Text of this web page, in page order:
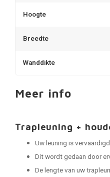
Hoogte
Breedte
Wanddikte
Meer info
Trapleuning +
Uw leuning is
Dit wordt gedaan door
De lengte van uw